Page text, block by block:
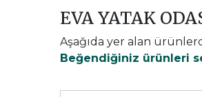
EVA YATAK
Aşağıda yer alan
Beğendiğiniz ürünleri